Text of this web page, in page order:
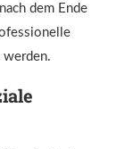
dem Ende
werden.